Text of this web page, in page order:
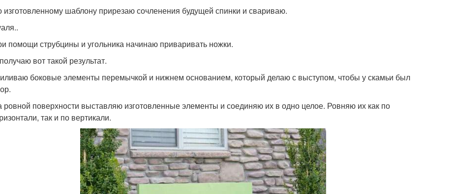
изготовленному шаблону прирезаю сочленения будущей спинки и свариваю.
помощи струбцины и угольника начинаю приваривать ножки.
вот такой результат.
боковые элементы перемычкой и нижнем основанием, который делаю с выступом, чтобы у скамьи был
ровной поверхности выставляю изготовленные элементы и соединяю их в одно целое. Ровняю их как по
так и по вертикали.